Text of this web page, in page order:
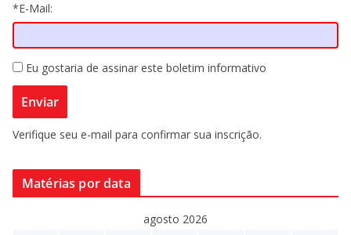
*E-Mail:
Eu gostaria de assinar este boletim informativo
Verifique seu e-mail para confirmar sua inscrição.
Matérias por data
agosto 2026